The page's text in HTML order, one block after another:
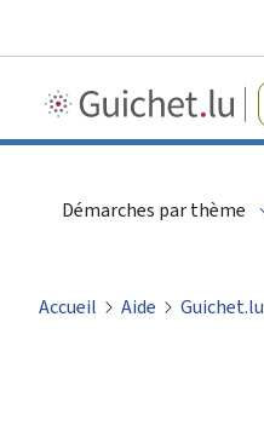
Démarches par thème
Accueil Aide Guichet.lu